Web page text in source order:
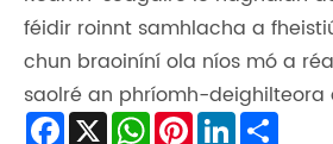
féidir roinnt samhlacha a
chun braoiníní ola níos mó a
saolré an phríomh-deighilteora
Facebook
X WhatsApp
Pinterest
LinkedIn